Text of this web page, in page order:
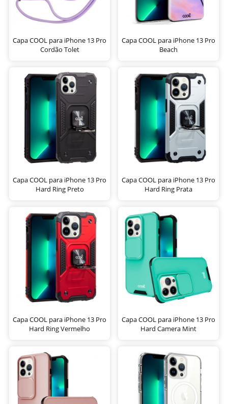
Capa COOL para iPhone 13 Pro
Cordão Tolet
Capa COOL para iPhone 13 Pro
Beach
Capa COOL para iPhone 13 Pro
Hard Ring Preto
Capa COOL para iPhone 13 Pro
Hard Ring Prata
Capa COOL para iPhone 13 Pro
Hard Ring Vermelho
Capa COOL para iPhone 13 Pro
Hard Camera Mint